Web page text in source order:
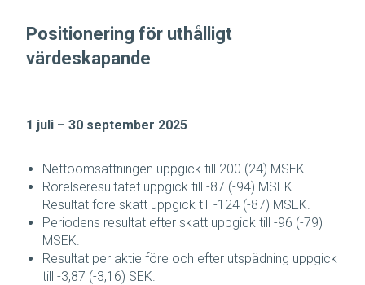
Positionering för uthålligt
värdeskapande
1 juli – 30 september 2025
Nettoomsättningen uppgick till 200 (24) MSEK.
Rörelseresultatet uppgick till -87 (-94) MSEK.
Resultat före skatt uppgick till -124 (-87) MSEK.
Periodens resultat efter skatt uppgick till -96 (-79)
MSEK.
Resultat per aktie före och efter utspädning uppgick
till -3,87 (-3,16) SEK.